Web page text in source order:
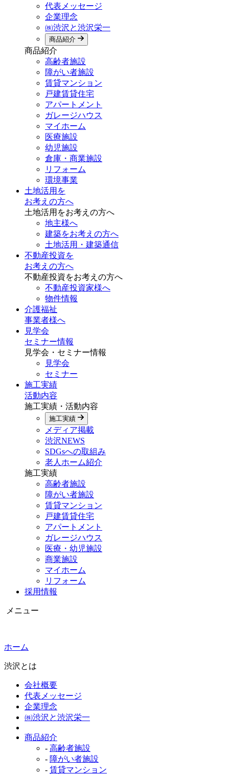
代表メッセージ
企業理念
㈱渋沢と渋沢栄一
商品紹介
商品紹介
高齢者施設
障がい者施設
賃貸マンション
戸建賃貸住宅
アパートメント
ガレージハウス
マイホーム
医療施設
幼児施設
倉庫・商業施設
リフォーム
環境事業
土地活用を
お考えの方へ
土地活用をお考えの方へ
地主様へ
建築をお考えの方へ
土地活用・建築通信
不動産投資を
お考えの方へ
不動産投資をお考えの方へ
不動産投資家様へ
物件情報
介護福祉
事業者様へ
見学会
セミナー情報
見学会・セミナー情報
見学会
セミナー
施工実績
活動内容
施工実績・活動内容
施工実績
メディア掲載
渋沢NEWS
SDGsへの取組み
老人ホーム紹介
施工実績
高齢者施設
障がい者施設
賃貸マンション
戸建賃貸住宅
アパートメント
ガレージハウス
医療・幼児施設
商業施設
マイホーム
リフォーム
採用情報
メニュー
ホーム
渋沢とは
会社概要
代表メッセージ
企業理念
㈱渋沢と渋沢栄一
商品紹介
- 高齢者施設
- 障がい者施設
- 賃貸マンション